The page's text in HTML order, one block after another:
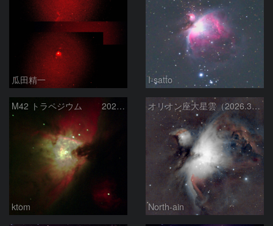
瓜田精一 I-satto
M42 トラペジウム 2026-3-14
ktom
オリオン座大星雲（2026.3.15）
North-ain